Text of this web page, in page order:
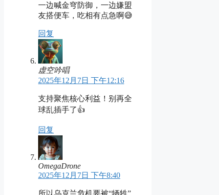
一边喊金穹防御，一边嫌盟
友搭便车，吃相有点急啊😅
回复
虚空吟唱
2025年12月7日 下午12:16
支持聚焦核心利益！别再全
球乱插手了👍
回复
OmegaDrone
2025年12月7日 下午8:40
所以乌克兰危机要被“牺牲”